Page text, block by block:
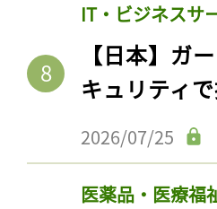
IT・ビジネスサ
【日本】ガ
キュリティ
2026/07/25
医薬品・医療福